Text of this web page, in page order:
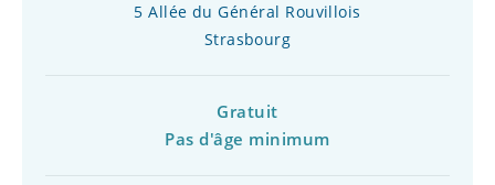
5 Allée du Général Rouvillois
Strasbourg
Gratuit
Pas d'âge minimum